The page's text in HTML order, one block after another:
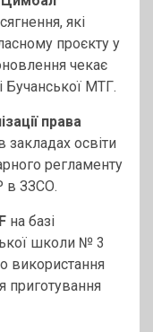
які
проєкту у
чекає
Бучанської МТГ.
права
закладах освіти
регламенту
в ЗЗСО.
на базі
школи № 3
використання
приготування